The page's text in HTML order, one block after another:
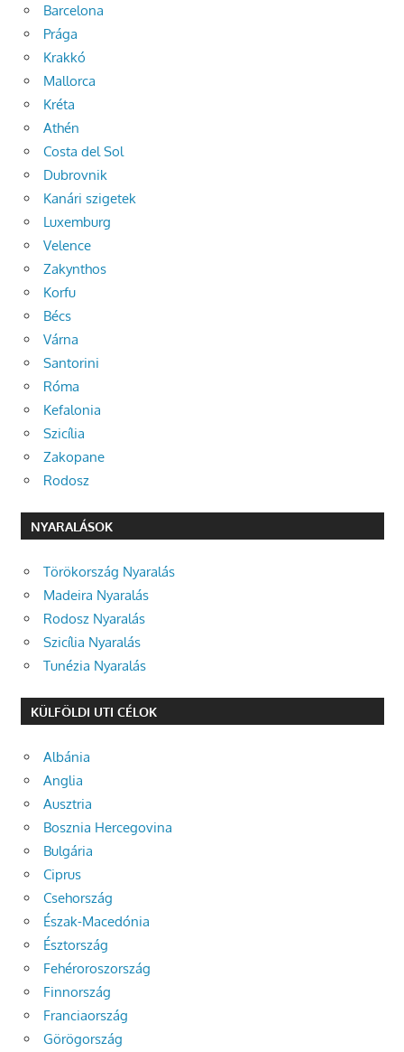
Barcelona
Prága
Krakkó
Mallorca
Kréta
Athén
Costa del Sol
Dubrovnik
Kanári szigetek
Luxemburg
Velence
Zakynthos
Korfu
Bécs
Várna
Santorini
Róma
Kefalonia
Szicília
Zakopane
Rodosz
NYARALÁSOK
Törökország Nyaralás
Madeira Nyaralás
Rodosz Nyaralás
Szicília Nyaralás
Tunézia Nyaralás
KÜLFÖLDI UTI CÉLOK
Albánia
Anglia
Ausztria
Bosznia Hercegovina
Bulgária
Ciprus
Csehország
Észak-Macedónia
Észtország
Fehéroroszország
Finnország
Franciaország
Görögország